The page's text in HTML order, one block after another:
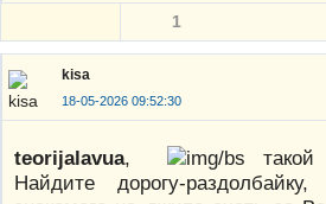
1
kisa
18-05-2026 09:52:30
teorijalavua,
Найдите дорогу-раздолбайку,